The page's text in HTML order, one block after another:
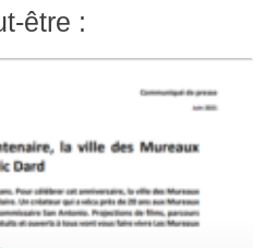
être :